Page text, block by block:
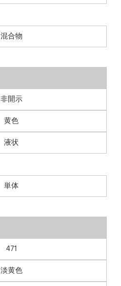
混合物
非開示
黄色
液状
単体
471
淡黄色